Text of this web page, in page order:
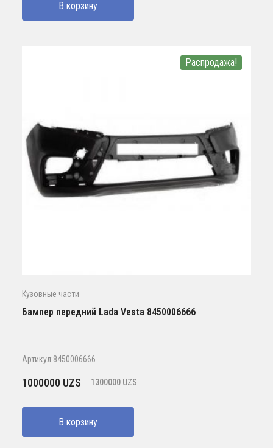
В корзину
Распродажа!
Кузовные части
Бампер передний Lada Vesta 8450006666
Артикул:8450006666
1300000UZS
Первоначальная
составляла
1300000 UZS.
1000000 UZS
Текущая
1000000 UZS.
В корзину